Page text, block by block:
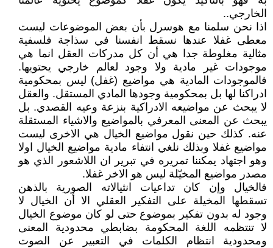
الخارجي..
اذا نحن سلمنا مع هوسرل بأن بعض الموضوعات ليست
معطى غفلا عندها نسقط انفسنا في سذاجة فلسفية
مثالية مغلوطة جدا هي أن كل مدركات العقل انما هي
موجودات غير مادية ولا وجود لعالم خارجي يحتويها.
فالموجودات المادية هي مواضيع (غفل) ليس بمحكومية
ادراكنا لها بل بمحكومية وجودها المادي المستقل. والعقل
لا يبحث عن مواضيعه الادراكية بنزعة وعيه القصدي. بل
يبحث عن المعنى المعرفي بالمواضيع والاشياء المستقلة
عنه. كذلك حين نقول مواضيع الخيال هي الاخرى ليست
مواضيع غفلا وبذلك نلغي انتفاء مادية مواضيع الخيال اولا
وهو اجتهاد يمكننا تمريره في تبرير ان اللاشعور الذي هو
مصدر مواضيع المخيّلة ليس هو الاخر غفلا.
فالخيال وإن كان تداعيات انثيالاته الصورية بالذهن
تسقطها المخيلة على التفكير العقلي الا أن الخيال لا
وجود له بدون تفكير بموضوع حتى لو كان موضوع الخيال
لا تنتظمه اللغة المحكومة بضابطي محدودية المعنى
ومحدودية انتظام الكلمات في التعبير عن الصوت